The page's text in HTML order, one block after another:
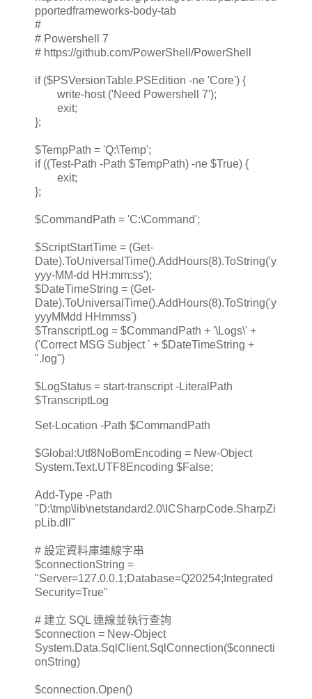
pportedframeworks-body-tab
#
# Powershell 7
# https://github.com/PowerShell/PowerShell
if ($PSVersionTable.PSEdition -ne 'Core') {
write-host ('Need Powershell 7');
exit;
};
$TempPath = 'Q:\Temp';
if ((Test-Path -Path $TempPath) -ne $True) {
exit;
};
$CommandPath = 'C:\Command';
$ScriptStartTime = (Get-
Date).ToUniversalTime().AddHours(8).ToString('y
yyy-MM-dd HH:mm:ss');
$DateTimeString = (Get-
Date).ToUniversalTime().AddHours(8).ToString('y
yyyMMdd HHmmss')
$TranscriptLog = $CommandPath + '\Logs\' +
('Correct MSG Subject ' + $DateTimeString +
".log")
$LogStatus = start-transcript -LiteralPath
$TranscriptLog
Set-Location -Path $CommandPath
$Global:Utf8NoBomEncoding = New-Object
System.Text.UTF8Encoding $False;
Add-Type -Path
"D:\tmp\lib\netstandard2.0\ICSharpCode.SharpZi
pLib.dll"
# 設定資料庫連線字串
$connectionString =
"Server=127.0.0.1;Database=Q20254;Integrated
Security=True"
# 建立 SQL 連線並執行查詢
$connection = New-Object
System.Data.SqlClient.SqlConnection($connecti
onString)
$connection.Open()